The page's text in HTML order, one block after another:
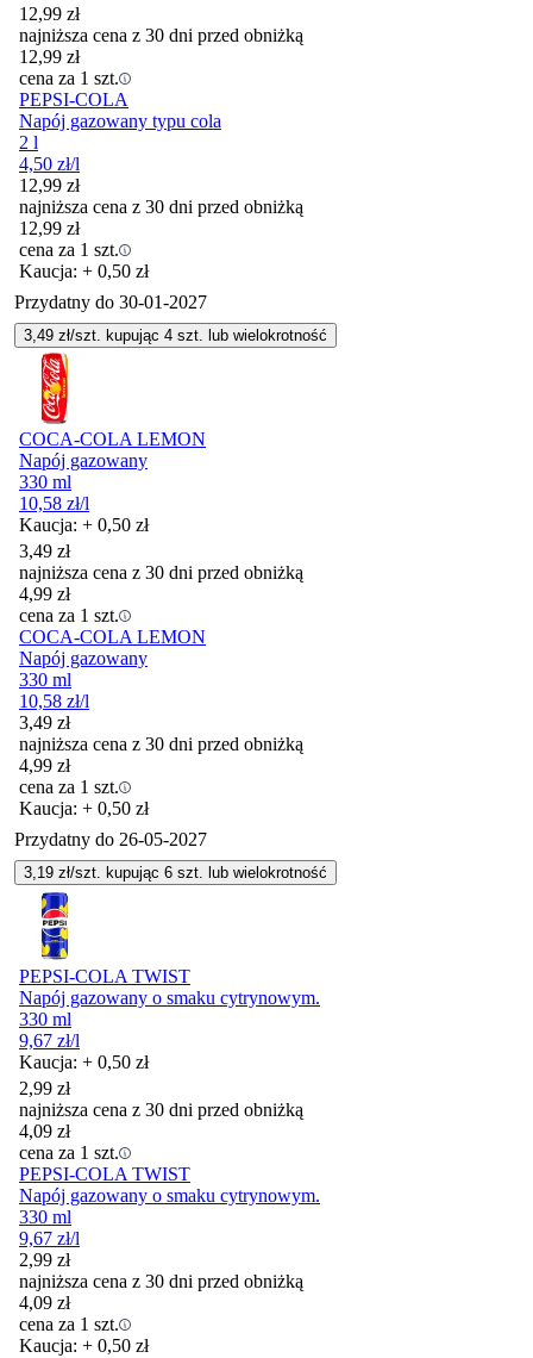
12,99 zł
najniższa cena z 30 dni przed obniżką
12,99 zł
cena za 1 szt.
PEPSI-COLA
Napój gazowany typu cola
2 l
4,50 zł/l
12,99 zł
najniższa cena z 30 dni przed obniżką
12,99 zł
cena za 1 szt.
Kaucja: + 0,50 zł
Przydatny do 30-01-2027
3,49 zł/szt. kupując 4 szt. lub wielokrotność
COCA-COLA LEMON
Napój gazowany
330 ml
10,58 zł/l
Kaucja: + 0,50 zł
3,49 zł
najniższa cena z 30 dni przed obniżką
4,99 zł
cena za 1 szt.
COCA-COLA LEMON
Napój gazowany
330 ml
10,58 zł/l
3,49 zł
najniższa cena z 30 dni przed obniżką
4,99 zł
cena za 1 szt.
Kaucja: + 0,50 zł
Przydatny do 26-05-2027
3,19 zł/szt. kupując 6 szt. lub wielokrotność
PEPSI-COLA TWIST
Napój gazowany o smaku cytrynowym.
330 ml
9,67 zł/l
Kaucja: + 0,50 zł
2,99 zł
najniższa cena z 30 dni przed obniżką
4,09 zł
cena za 1 szt.
PEPSI-COLA TWIST
Napój gazowany o smaku cytrynowym.
330 ml
9,67 zł/l
2,99 zł
najniższa cena z 30 dni przed obniżką
4,09 zł
cena za 1 szt.
Kaucja: + 0,50 zł